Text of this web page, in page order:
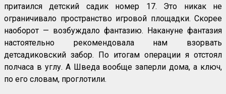
притаился детский садик номер 17. Это никак не
ограничивало пространство игровой площадки. Скорее
наоборот — возбуждало фантазию. Накануне фантазия
настоятельно рекомендовала нам взорвать
детсадиковский забор. По итогам операции я отстоял
полчаса в углу. А Шведа вообще заперли дома, а ключ,
по его словам, проглотили.